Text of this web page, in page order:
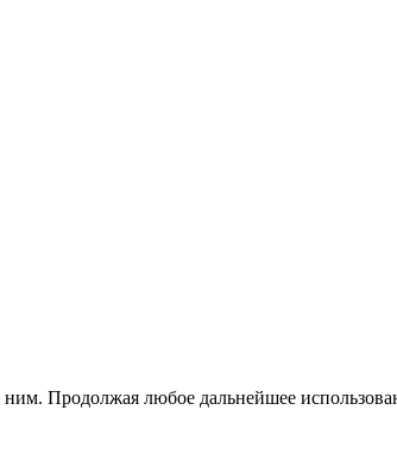
Продолжая любое дальнейшее